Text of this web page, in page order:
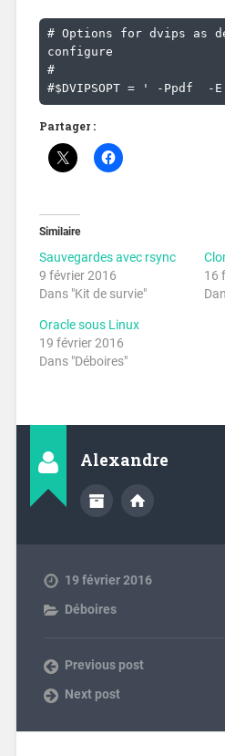
# Options for dvips as
configure
#
#$DVIPSOPT = ' -Ppdf  -
Partager :
Similaire
Sauvegardes avec rsync
9 février 2016
Dans "Kit de survie"
16
Oracle sous Linux
19 février 2016
Dans "Déboires"
Alexandre
19 février 2016
Déboires
Previous post
Next post